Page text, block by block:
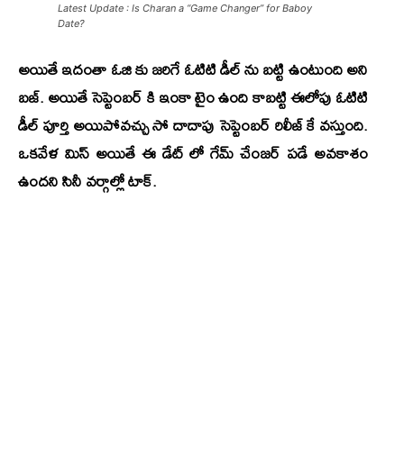
Latest Update : Is Charan a “Game Changer” for Baboy
Date?
అయితే ఇదంతా ఓజి కు జరిగే ఓటిటి డీల్ ను బట్టి ఉంటుంది అని
బజ్. అయితే సెప్టెంబర్ కి ఇంకా టైం ఉంది కాబట్టి ఈలోపు ఓటిటి
డీల్ పూర్తి అయిపోవచ్చు సో దాదాపు సెప్టెంబర్ రిలీజ్ కే వస్తుంది.
ఒకవేళ మిస్ అయితే ఈ డేట్ లో గేమ్ చేంజర్ పడే అవకాశం
ఉందని సినీ వర్గాల్లో టాక్.